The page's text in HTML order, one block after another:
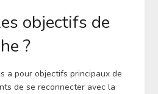
objectifs de
?
a pour objectifs principaux de
de se reconnecter avec la